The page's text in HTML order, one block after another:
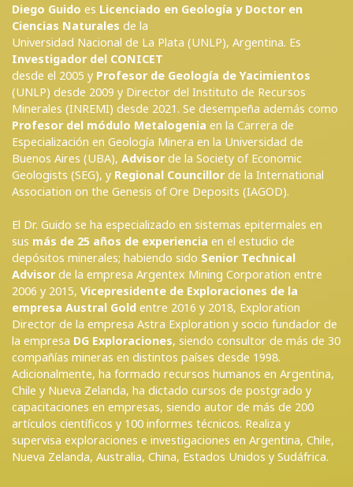
Diego Guido es Licenciado en Geología y Doctor en
Ciencias Naturales de la
Universidad Nacional de La Plata (UNLP), Argentina. Es
Investigador del CONICET
desde el 2005 y Profesor de Geología de Yacimientos
(UNLP) desde 2009 y Director del Instituto de Recursos
Minerales (INREMI) desde 2021. Se desempeña además como
Profesor del módulo Metalogenia en la Carrera de
Especialización en Geología Minera en la Universidad de
Buenos Aires (UBA), Advisorde la Society of Economic
Geologists (SEG), y Regional Councillorde la International
Association on the Genesis of Ore Deposits (IAGOD).
El Dr. Guido se ha especializado en sistemas epitermales en
sus más de 25 años de experiencia en el estudio de
depósitos minerales; habiendo sido Senior Technical
Advisorde la empresa Argentex Mining Corporation entre
2006 y 2015, Vicepresidente de Exploraciones de la
empresa Austral Gold entre 2016 y 2018, Exploration
Director de la empresa Astra Exploration y socio fundador de
la empresa DG Exploraciones, siendo consultor de más de 30
compañías mineras en distintos países desde 1998.
Adicionalmente, ha formado recursos humanos en Argentina,
Chile y Nueva Zelanda, ha dictado cursos de postgrado y
capacitaciones en empresas, siendo autor de más de 200
artículos científicos y 100 informes técnicos. Realiza y
supervisa exploraciones e investigaciones en Argentina, Chile,
Nueva Zelanda, Australia, China, Estados Unidos y Sudáfrica.